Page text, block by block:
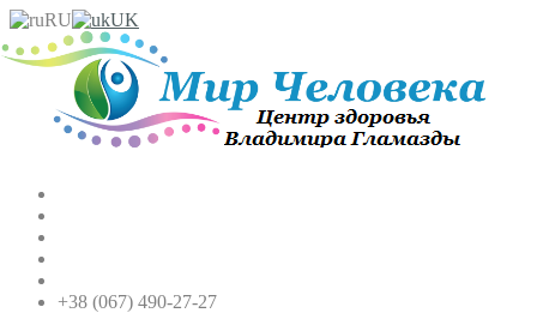
RU UK
+38 (067) 490-27-27